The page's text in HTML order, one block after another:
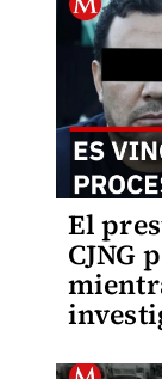
El
CJNG